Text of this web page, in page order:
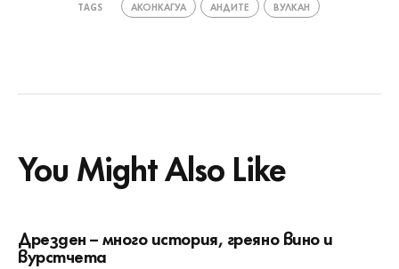
TAGS АКОНКАГУА АНДИТЕ ВУЛКАН
You Might Also Like
Дрезден – много история, греяно вино и
вурстчета